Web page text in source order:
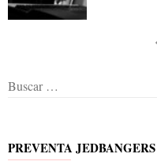
Buscar:
PREVENTA